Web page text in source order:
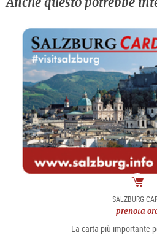
SALZBURG
prenota
La carta più importante